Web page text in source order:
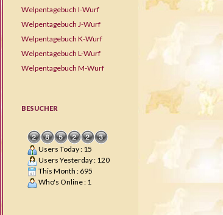
Welpentagebuch I-Wurf
Welpentagebuch J-Wurf
Welpentagebuch K-Wurf
Welpentagebuch L-Wurf
Welpentagebuch M-Wurf
BESUCHER
Users Today : 15
Users Yesterday : 120
This Month : 695
Who's Online : 1